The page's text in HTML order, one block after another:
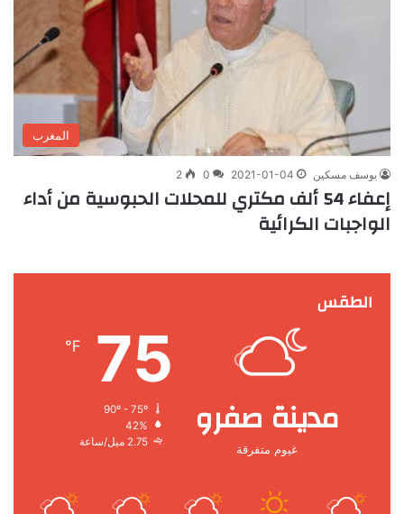
المغرب
يوسف مسكين 2021-01-04
0
2
إعفاء 54 ألف مكتري للمحلات الحبوسية من أداء
الواجبات الكرائية
الطقس
مدينة صفرو
غيوم متفرقة
75
℉
42%
2.75 ميل/ساعة